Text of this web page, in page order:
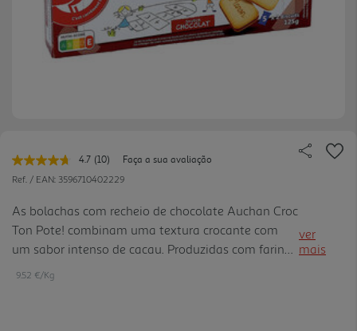
4.7 Leu
10
para
a
mesma
página.
(10)
Faça a sua avaliação
Ref. / EAN: 3596710402229
As bolachas com recheio de chocolate Auchan Croc
Ton Pote! combinam uma textura crocante com
um sabor intenso de cacau. Produzidas com farinha
de trigo de origem francesa, são ideais para um
ver
mais
9.52 €/Kg